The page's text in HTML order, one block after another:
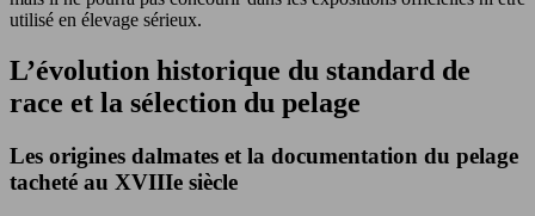
utilisé en élevage sérieux.
L’évolution historique du standard de
race et la sélection du pelage
Les origines dalmates et la documentation du pelage
tacheté au XVIIIe siècle